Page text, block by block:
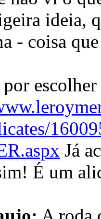
ideia,
- coisa
escolher
Já
É um